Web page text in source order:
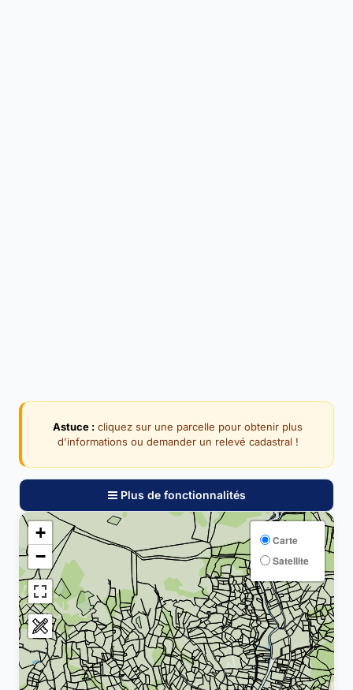
Astuce : cliquez sur une parcelle pour obtenir plus
d'informations ou demander un relevé cadastral !
Plus de fonctionnalités
+
−
Carte
Satellite